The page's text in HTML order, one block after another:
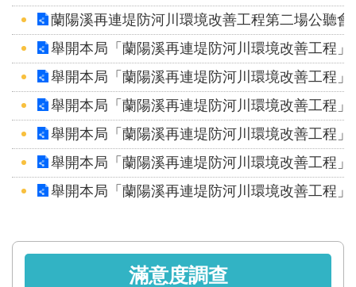
區
English
RSS
互
動
交
專
蘭陽溪再連堤防河川環境改善工程第二場公聽會
舉開本局「蘭陽溪再連堤防河川環境改善工程」
舉開本局「蘭陽溪再連堤防河川環境改善工程」
舉開本局「蘭陽溪再連堤防河川環境改善工程」
舉開本局「蘭陽溪再連堤防河川環境改善工程」
舉開本局「蘭陽溪再連堤防河川環境改善工程」
舉開本局「蘭陽溪再連堤防河川環境改善工程」
滿意度調查